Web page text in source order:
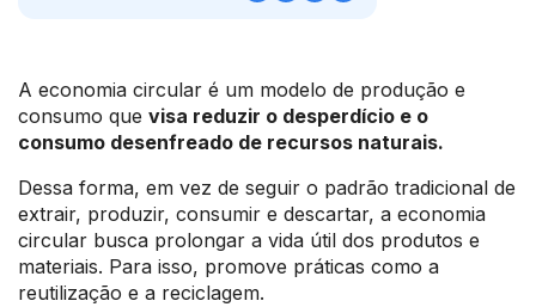
A economia circular é um modelo de produção e
consumo que visa reduzir o desperdício e o
consumo desenfreado de recursos naturais.
Dessa forma, em vez de seguir o padrão tradicional de
extrair, produzir, consumir e descartar, a economia
circular busca prolongar a vida útil dos produtos e
materiais. Para isso, promove práticas como a
reutilização e a reciclagem.